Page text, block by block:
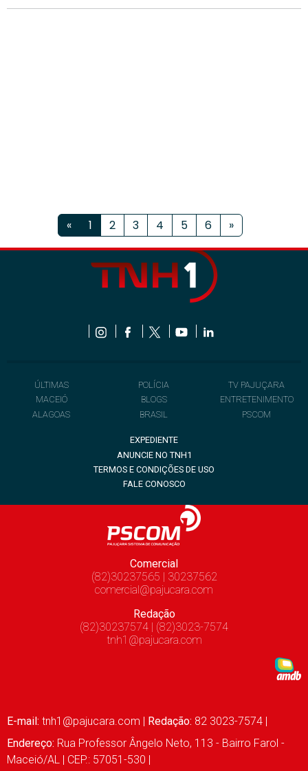
« 1 2 3 4 5 6 »
ÚLTIMAS
MACEIÓ
ALAGOAS
POLÍCIA
BLOGS
BRASIL
TV PAJUÇARA
ENTRETENIMENTO
PSCOM
EXPEDIENTE
ANUNCIE NO TNH1
TERMOS E CONDIÇÕES DE USO
FALE CONOSCO
Comercial
(82)30237565 | 30237562
comercial@pajucara.com
Redação
(82)30237574 | (82)3023-7574
tnh1@pajucara.com
E-mail: tnh1@pajucara.com | Redação: 82 3023-7574 |
Endereço: Rua Professor Ângelo Neto, 113 - Bairro Farol -
Maceió/AL | CEP.: 57051-530 |